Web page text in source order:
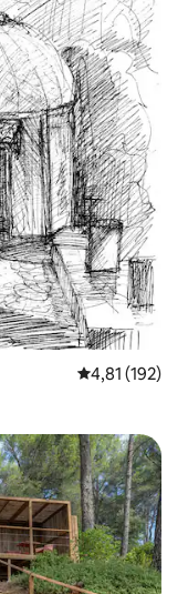
Prosječna
4,81 (192)